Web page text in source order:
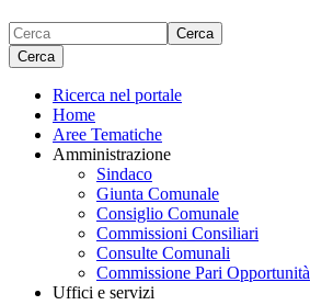
Cerca
Cerca
Ricerca nel portale
Home
Aree Tematiche
Amministrazione
Sindaco
Giunta Comunale
Consiglio Comunale
Commissioni Consiliari
Consulte Comunali
Commissione Pari Opportunità
Uffici e servizi